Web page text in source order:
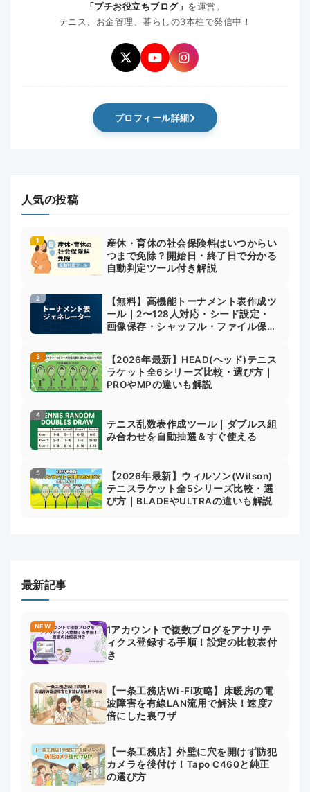
「プチお役立ちブログ」 を運営。
テニス、お金管理、暮らしの3本柱で発信中！
プロフィール詳細
人気の投稿
産休・育休の社会保険料はいつからい
つまで免除？開始日・終了日で分かる
自動判定ツール付き解説
【無料】高機能トーナメント表作成ツ
ール｜2〜128人対応・シード設定・
画像保存・シャッフル・ファイル保存
【2026年最新】HEAD(ヘッド)テニス
ラケット全6シリーズ比較・選び方｜
PROやMPの違いも解説
テニス乱数表作成ツール｜ダブルス組
み合わせを自動抽選＆すぐ使える
【2026年最新】ウィルソン(Wilson)
テニスラケット全5シリーズ比較・選
び方｜BLADEやULTRAの違いも解説
最新記事
NEW
1アカウントで複数ブログをアナリテ
ィクス登録する手順！設定の比較表付
き
【一条工務店Wi-Fi攻略】床暖房の電
波障害を有線LAN流用で解決！速度7
倍にした裏ワザ
【一条工務店】外壁に穴を開けず防犯
カメラを後付け！Tapo C460と純正
の選び方